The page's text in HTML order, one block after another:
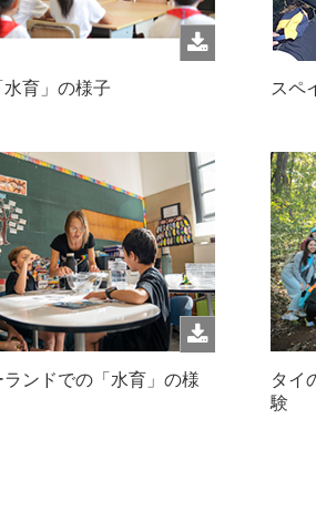
育」の様子 スペ
ンドでの「水育」の様
タイ
験